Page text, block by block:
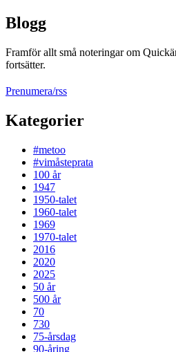
Blogg
Framför allt små noteringar om
fortsätter.
Prenumera/rss
Kategorier
#metoo
#vimåsteprata
100 år
1947
1950-talet
1960-talet
1969
1970-talet
2016
2020
2025
50 år
500 år
70
730
75-årsdag
90-åring